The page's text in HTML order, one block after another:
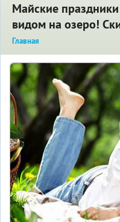
Майские
видом на озеро!
Главная